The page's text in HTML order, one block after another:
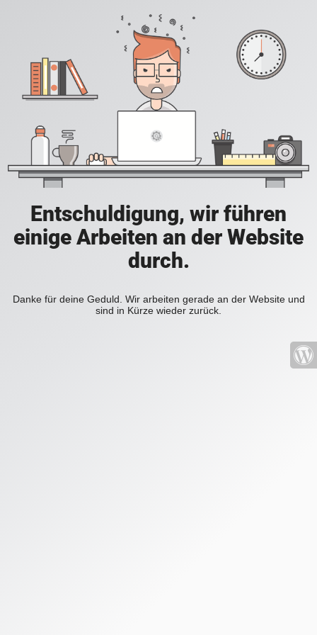
Entschuldigung, wir führen
einige Arbeiten an der Website
durch.
Danke für deine Geduld. Wir arbeiten gerade an der Website und
sind in Kürze wieder zurück.